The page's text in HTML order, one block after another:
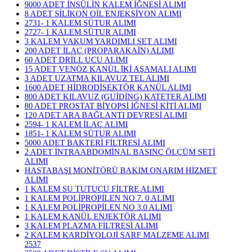
9000 ADET İNSÜLİN KALEM İĞNESİ ALIMI
8 ADET SİLİKON OİL ENJEKSİYON ALIMI
2731- 1 KALEM SÜTUR ALIMI
2727- 1 KALEM SÜTUR ALIMI
3 KALEM VAKUM YARDIMLI SET ALIMI
200 ADET İLAÇ (PROPARAKAİN) ALIMI
60 ADET DRİLL UCU ALIMI
15 ADET VENÖZ KANÜL İKİ AŞAMALI ALIMI
3 ADET UZATMA KILAVUZ TEL ALIMI
1600 ADET HİDRODİSEKTÖR KANÜL ALIMI
800 ADET KILAVUZ (GUİDİNG) KATETER ALIMI
80 ADET PROSTAT BİYOPSİ İĞNESİ KİTİ ALIMI
120 ADET ARA BAĞLANTI DEVRESİ ALIMI
2594- 1 KALEM İLAÇ ALIMI
1851- 1 KALEM SÜTUR ALIMI
5000 ADET BAKTERİ FİLTRESİ ALIMI
2 ADET İNTRAABDOMİNAL BASINÇ ÖLÇÜM SETİ
ALIMI
HASTABAŞI MONİTÖRÜ BAKIM ONARIM HİZMET
ALIMI
1 KALEM SU TUTUCU FİLTRE ALIMI
1 KALEM POLİPROPİLEN NO 7. 0 ALIMI
1 KALEM POLİPROPİLEN NO 3.0 ALIMI
1 KALEM KANÜL ENJEKTÖR ALIMI
3 KALEM PLAZMA FİLTRESİ ALIMI
​2 KALEM KARDİYOLOJİ SARF MALZEME ALIMI
2537